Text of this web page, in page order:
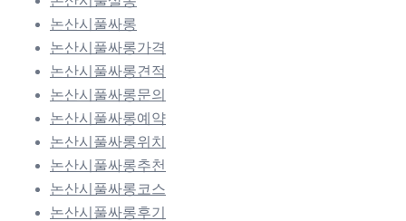
논산시풀싸롱
논산시풀싸롱가격
논산시풀싸롱견적
논산시풀싸롱문의
논산시풀싸롱예약
논산시풀싸롱위치
논산시풀싸롱추천
논산시풀싸롱코스
논산시풀싸롱후기